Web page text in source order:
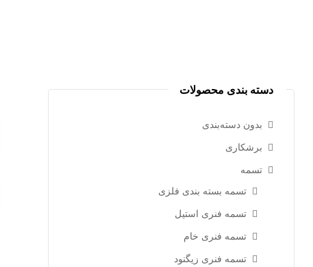
دسته بندی محصولات
بدون دسته‌بندی
برشکاری
تسمه
تسمه بسته بندی فلزی
تسمه فنری استیل
تسمه فنری خام
تسمه فنری زیگنود